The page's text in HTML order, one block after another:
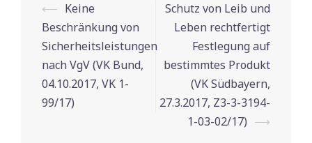
Beitrags-
Navigation
⟵ Keine
Beschränkung von
Sicherheitsleistungen
nach VgV (VK Bund,
04.10.2017, VK 1-
99/17)
Schutz von Leib und
Leben rechtfertigt
Festlegung auf
bestimmtes Produkt
(VK Südbayern,
27.3.2017, Z3-3-3194-
1-03-02/17) ⟶